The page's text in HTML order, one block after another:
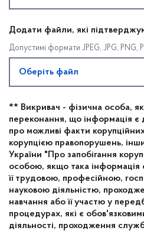
Додати файли, які
Допустимі формати JPEG, JPG, PNG,
Оберіть файл
** Викривач - фізична особа,
переконання, що інформація є
про можливі факти
корупцією правопорушень,
України "Про запобігання
особою, якщо така інформація
її трудовою, професійною,
науковою діяльністю,
навчання або її участю у
процедурах, які є
діяльності, проходження